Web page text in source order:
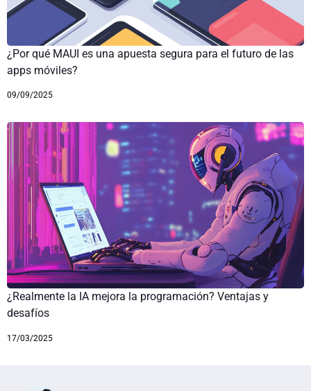
¿Por qué MAUI es una apuesta segura para el futuro de las
apps móviles?
09/09/2025
¿Realmente la IA mejora la programación? Ventajas y
desafíos
17/03/2025